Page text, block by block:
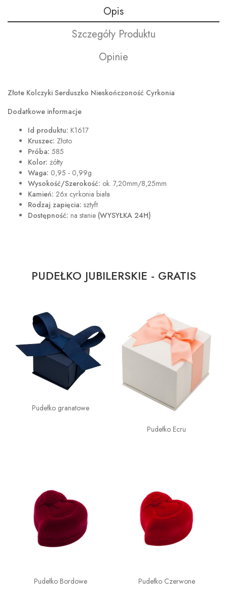
Opis
Szczegóły Produktu
Opinie
Złote Kolczyki Serduszko Nieskończoność Cyrkonia
Dodatkowe informacje
Id produktu: K1617
Kruszec: Złoto
Próba: 585
Kolor: żółty
Waga: 0,95 - 0,99g
Wysokość/Szerokość: ok. 7,20mm/8,25mm
Kamień: 26x cyrkonia biała
Rodzaj zapięcia: sztyft
Dostępność: na stanie (WYSYŁKA 24H)
PUDEŁKO JUBILERSKIE - GRATIS
Pudełko granatowe
Pudełko Ecru
Pudełko Bordowe Pudełko Czerwone